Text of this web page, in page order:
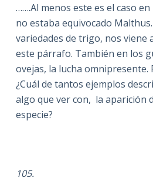
…….Al menos este es el caso
no estaba equivocado
variedades de trigo, nos viene
este párrafo. También en los
ovejas, la lucha omnipresente.
¿Cuál de tantos ejemplos
algo que ver con, la aparición
especie?
105.